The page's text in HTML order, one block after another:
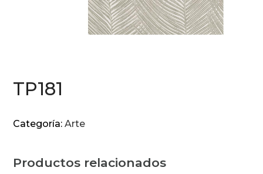
TP181
Categoría:Arte
Productos relacionados